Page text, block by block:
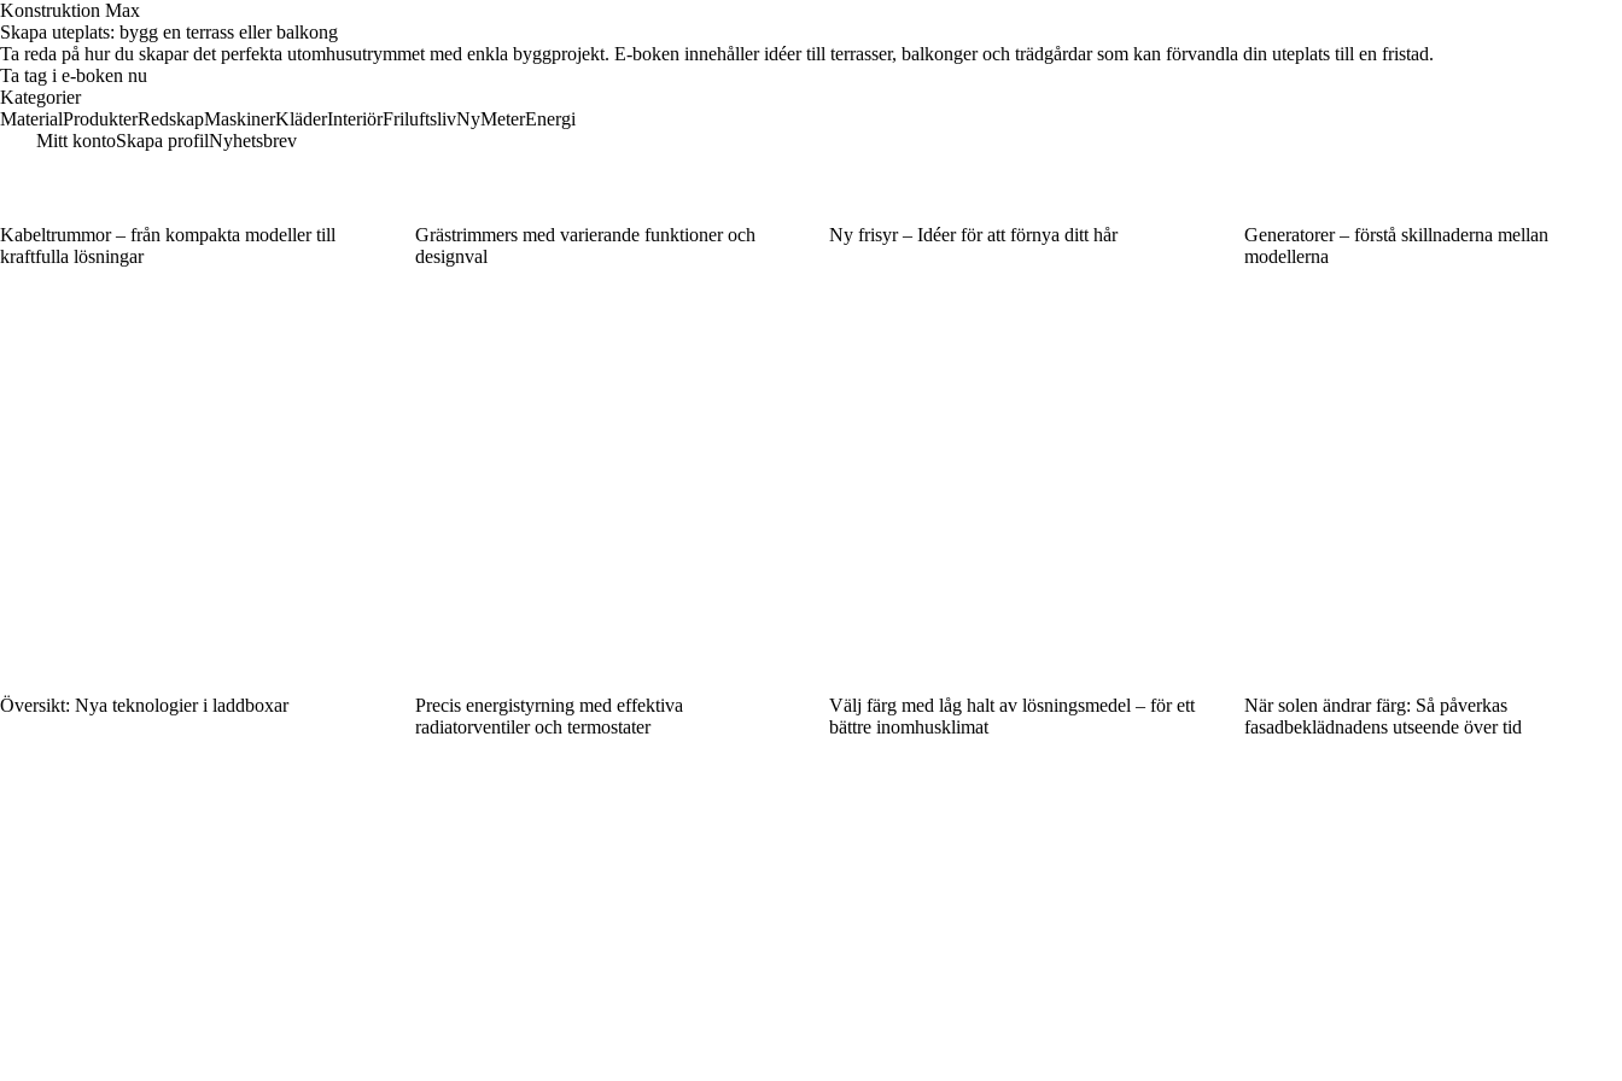
Konstruktion Max
Skapa uteplats: bygg en terrass eller balkong
Ta reda på hur du skapar det perfekta utomhusutrymmet med enkla byggprojekt. E-boken innehåller idéer till terrasser, balkonger och trädgårdar som kan förvandla din uteplats till en fristad.
Ta tag i e-boken nu
Kategorier
MaterialProdukterRedskapMaskinerKläderInteriörFriluftslivNyMeterEnergi
Mitt kontoSkapa profilNyhetsbrev
Kabeltrummor – från kompakta modeller till
kraftfulla lösningar
Grästrimmers med varierande funktioner och
designval
Ny frisyr – Idéer för att förnya ditt hår
Generatorer – förstå skillnaderna mellan
modellerna
Översikt: Nya teknologier i laddboxar
Precis energistyrning med effektiva
radiatorventiler och termostater
Välj färg med låg halt av lösningsmedel – för ett
bättre inomhusklimat
När solen ändrar färg: Så påverkas
fasadbeklädnadens utseende över tid